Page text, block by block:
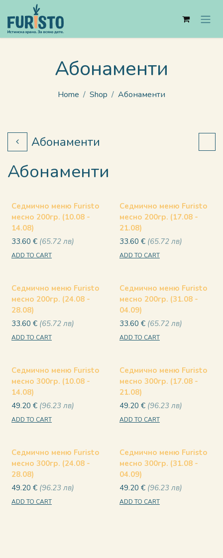
Skip to Content
Абонаменти
Home Shop Абонаменти
Абонаменти
Абонаменти
Седмично меню Furisto
месно 200гр. (10.08 -
14.08)
33.60 € 65.72 лв
ADD TO CART
Седмично меню Furisto
месно 200гр. (17.08 -
21.08)
33.60 € 65.72лв
ADD TO CART
Седмично меню Furisto
месно 200гр. (24.08 -
28.08)
33.60 € 65.72 лв
ADD TO CART
Седмично меню Furisto
месно 200гр. (31.08 -
04.09)
33.60 € 65.72лв
ADD TO CART
Седмично меню Furisto
месно 300гр. (10.08 -
14.08)
49.20 € 96.23 лв
ADD TO CART
Седмично меню Furisto
месно 300гр. (17.08 -
21.08)
49.20 € 96.23лв
ADD TO CART
Седмично меню Furisto
месно 300гр. (24.08 -
28.08)
49.20 € 96.23 лв
ADD TO CART
Седмично меню Furisto
месно 300гр. (31.08 -
04.09)
49.20 € 96.23лв
ADD TO CART